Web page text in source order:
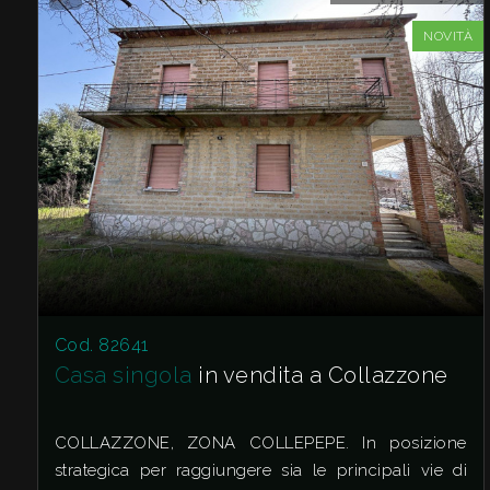
NOVITÀ
Cod. 82641
Casa singola in vendita a Collazzone
COLLAZZONE, ZONA COLLEPEPE. In posizione
strategica per raggiungere sia le principali vie di
Giardino
Posto auto/Box
Balcone/Terrazzo
Ascensore
Nuova costruzione